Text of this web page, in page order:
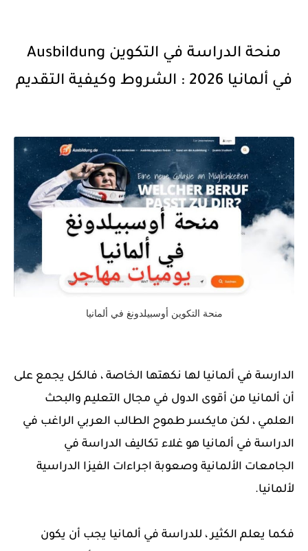
في ألمانيا 2026 : الشروط وكيفية التقديم
منحة التكوين أوسبيلدونغ في ألمانيا
الدارسة في ألمانيا لها نكهتها الخاصة ، فالكل يجمع على
أن ألمانيا من أقوى الدول في مجال التعليم والبحث
العلمي ، لكن مايكسر طموح الطالب العربي الراغب في
الدراسة في ألمانيا هو غلاء تكاليف الدراسة في
الجامعات الألمانية وصعوبة اجراءات الفيزا الدراسية
لألمانيا.
فكما يعلم الكثير ، للدراسة في ألمانيا يجب أن يكون